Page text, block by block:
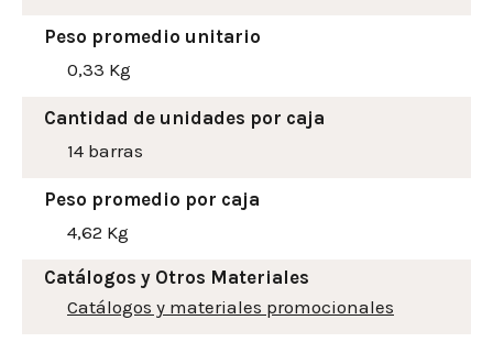
Peso promedio unitario
0,33 Kg
Cantidad de unidades por caja
14 barras
Peso promedio por caja
4,62 Kg
Catálogos y Otros Materiales
Catálogos y materiales promocionales